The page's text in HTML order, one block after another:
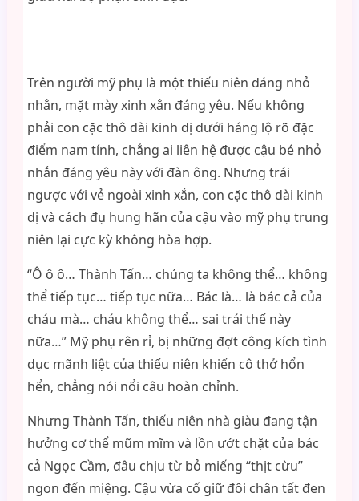
Trên người mỹ phụ là một thiếu niên dáng nhỏ
nhắn, mặt mày xinh xắn đáng yêu. Nếu không
phải con cặc thô dài kinh dị dưới háng lộ rõ đặc
điểm nam tính, chẳng ai liên hệ được cậu bé nhỏ
nhắn đáng yêu này với đàn ông. Nhưng trái
ngược với vẻ ngoài xinh xắn, con cặc thô dài kinh
dị và cách đụ hung hãn của cậu vào mỹ phụ trung
niên lại cực kỳ không hòa hợp.
“Ô ô ô… Thành Tấn… chúng ta không thể… không
thể tiếp tục… tiếp tục nữa… Bác là… là bác cả của
cháu mà… cháu không thể… sai trái thế này
nữa…” Mỹ phụ rên rỉ, bị những đợt công kích tình
dục mãnh liệt của thiếu niên khiến cô thở hổn
hển, chẳng nói nổi câu hoàn chỉnh.
Nhưng Thành Tấn, thiếu niên nhà giàu đang tận
hưởng cơ thể mũm mĩm và lồn ướt chặt của bác
cả Ngọc Cầm, đâu chịu từ bỏ miếng “thịt cừu”
ngon đến miệng. Cậu vừa cố giữ đôi chân tất đen